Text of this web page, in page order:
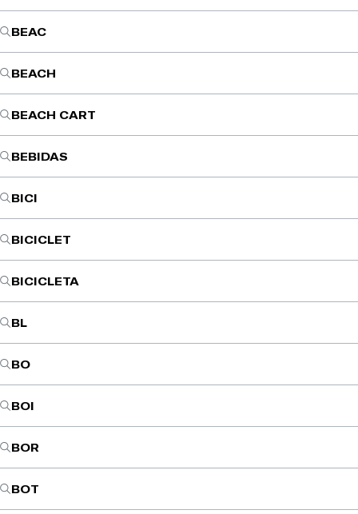
BEAC
BEACH
BEACH CART
BEBIDAS
BICI
BICICLET
BICICLETA
BL
BO
BOI
BOR
BOT